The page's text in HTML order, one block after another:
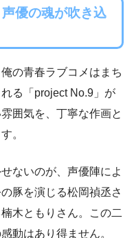
優の魂が吹き込
の青春ラブコメはまち
る「project No.9」が
囲気を、丁寧な作画と
。
ないのが、声優陣によ
豚を演じる松岡禎丞さ
木ともりさん。この二
動はあり得ません。